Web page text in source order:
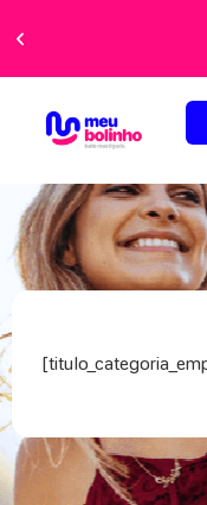
perfeita!